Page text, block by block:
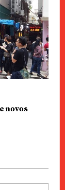
novos